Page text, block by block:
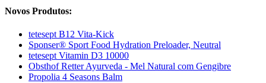
Novos Produtos:
tetesept B12 Vita-Kick
Sponser® Sport Food Hydration Preloader, Neutral
tetesept Vitamin D3 10000
Obsthof Retter Ayurveda - Mel Natural com Gengibre
Propolia 4 Seasons Balm